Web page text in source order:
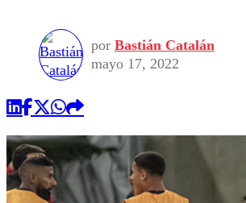
Seleccion Chilena
Torneo Internacional
Economía
Internacional
Publicaciones en medios
Opinión
por Bastián Catalán
mayo 17, 2022